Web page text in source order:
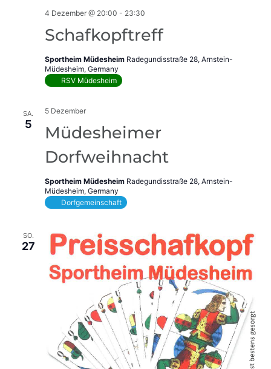
Schafkopftreff
4 Dezember @ 20:00 - 23:30
Sportheim Müdesheim Radegundisstraße 28, Arnstein-
Müdesheim, Germany
RSV Müdesheim
SA.
5
Müdesheimer
Dorfweihnacht
5 Dezember
Sportheim Müdesheim Radegundisstraße 28, Arnstein-
Müdesheim, Germany
Dorfgemeinschaft
SO.
27